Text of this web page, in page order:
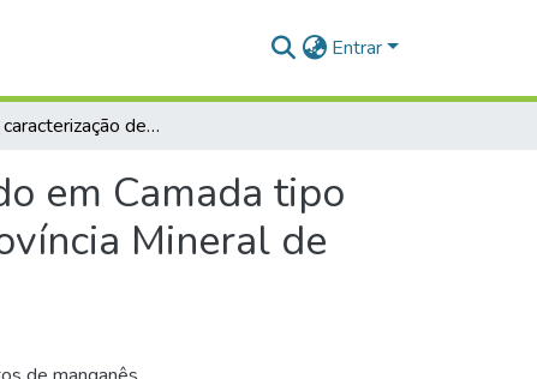
Entrar
Síntese e caracterização de nanomaterial estruturado em Camada tipo K-OL-1 a partir de rejeitos da Bacia do Kalunga (Província Mineral de Carajás, Pará)
em Camada tipo
Mineral de